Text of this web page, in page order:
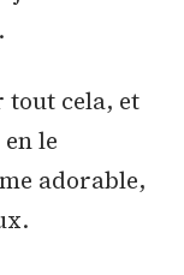
tout cela, et
le
adorable,